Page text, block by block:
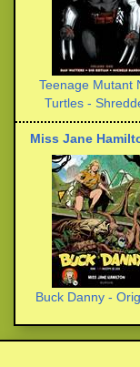
Teenage Mutant
Turtles -
Miss Jane
Buck Danny -